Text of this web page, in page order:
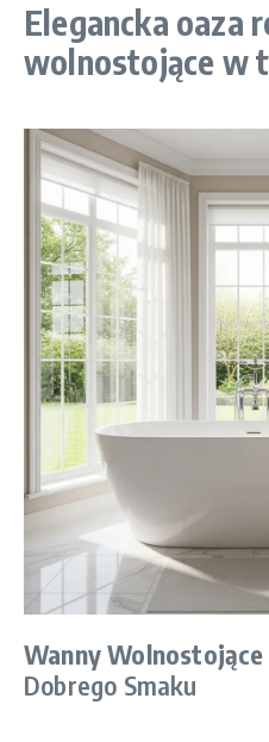
Elegancka oaza
wolnostojące w
Wanny Wolnostojące
Dobrego Smaku